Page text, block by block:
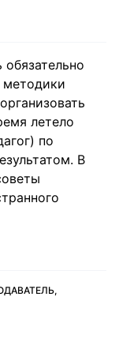
методики
летело
по
В